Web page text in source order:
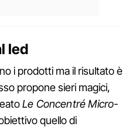
led
i prodotti ma il risultato è
propone sieri magici,
Le Concentré Micro-
quello di